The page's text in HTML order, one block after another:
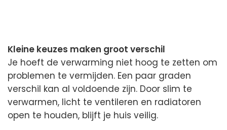
Kleine keuzes maken groot verschil
Je hoeft de verwarming niet hoog te zetten om
problemen te vermijden. Een paar graden
verschil kan al voldoende zijn. Door slim te
verwarmen, licht te ventileren en radiatoren
open te houden, blijft je huis veilig.